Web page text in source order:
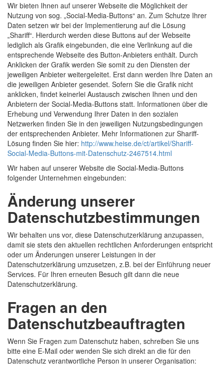
Wir bieten Ihnen auf unserer Webseite die Möglichkeit der
Nutzung von sog. „Social-Media-Buttons“ an. Zum Schutze Ihrer
Daten setzen wir bei der Implementierung auf die Lösung
„Shariff“. Hierdurch werden diese Buttons auf der Webseite
lediglich als Grafik eingebunden, die eine Verlinkung auf die
entsprechende Webseite des Button-Anbieters enthält. Durch
Anklicken der Grafik werden Sie somit zu den Diensten der
jeweiligen Anbieter weitergeleitet. Erst dann werden Ihre Daten an
die jeweiligen Anbieter gesendet. Sofern Sie die Grafik nicht
anklicken, findet keinerlei Austausch zwischen Ihnen und den
Anbietern der Social-Media-Buttons statt. Informationen über die
Erhebung und Verwendung Ihrer Daten in den sozialen
Netzwerken finden Sie in den jeweiligen Nutzungsbedingungen
der entsprechenden Anbieter. Mehr Informationen zur Shariff-
Lösung finden Sie hier: http://www.heise.de/ct/artikel/Shariff-
Social-Media-Buttons-mit-Datenschutz-2467514.html
Wir haben auf unserer Website die Social-Media-Buttons
folgender Unternehmen eingebunden:
Änderung unserer
Datenschutzbestimmungen
Wir behalten uns vor, diese Datenschutzerklärung anzupassen,
damit sie stets den aktuellen rechtlichen Anforderungen entspricht
oder um Änderungen unserer Leistungen in der
Datenschutzerklärung umzusetzen, z.B. bei der Einführung neuer
Services. Für Ihren erneuten Besuch gilt dann die neue
Datenschutzerklärung.
Fragen an den
Datenschutzbeauftragten
Wenn Sie Fragen zum Datenschutz haben, schreiben Sie uns
bitte eine E-Mail oder wenden Sie sich direkt an die für den
Datenschutz verantwortliche Person in unserer Organisation: